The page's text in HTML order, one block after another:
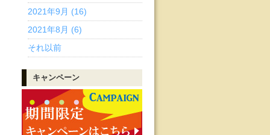
2021年9月 (16)
2021年8月 (6)
それ以前
キャンペーン